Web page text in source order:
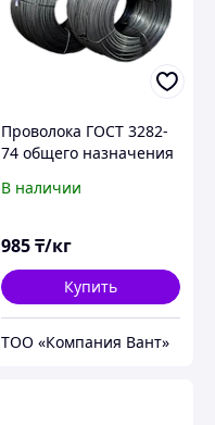
Проволока ГОСТ 3282-
74 общего назначения
В наличии
985₸/кг
Купить
ТОО «Компания Вант»